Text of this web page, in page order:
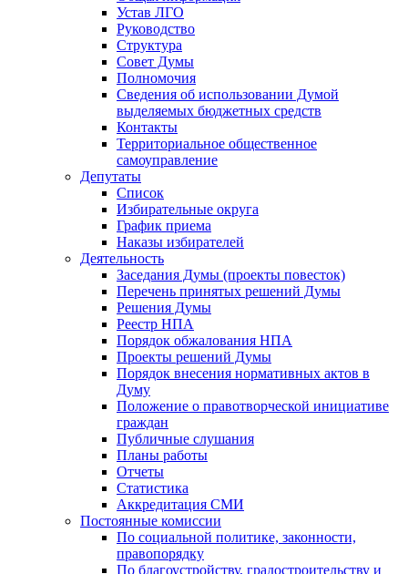
Устав ЛГО
Руководство
Структура
Совет Думы
Полномочия
Сведения об использовании Думой
выделяемых бюджетных средств
Контакты
Территориальное общественное
самоуправление
Депутаты
Список
Избирательные округа
График приема
Наказы избирателей
Деятельность
Заседания Думы (проекты повесток)
Перечень принятых решений Думы
Решения Думы
Реестр НПА
Порядок обжалования НПА
Проекты решений Думы
Порядок внесения нормативных актов в
Думу
Положение о правотворческой инициативе
граждан
Публичные слушания
Планы работы
Отчеты
Статистика
Аккредитация СМИ
Постоянные комиссии
По социальной политике, законности,
правопорядку
По благоустройству, градостроительству и